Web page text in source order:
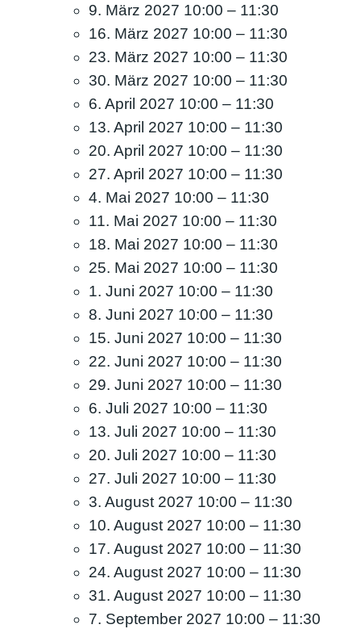
9. März 2027 10:00 – 11:30
16. März 2027 10:00 – 11:30
23. März 2027 10:00 – 11:30
30. März 2027 10:00 – 11:30
6. April 2027 10:00 – 11:30
13. April 2027 10:00 – 11:30
20. April 2027 10:00 – 11:30
27. April 2027 10:00 – 11:30
4. Mai 2027 10:00 – 11:30
11. Mai 2027 10:00 – 11:30
18. Mai 2027 10:00 – 11:30
25. Mai 2027 10:00 – 11:30
1. Juni 2027 10:00 – 11:30
8. Juni 2027 10:00 – 11:30
15. Juni 2027 10:00 – 11:30
22. Juni 2027 10:00 – 11:30
29. Juni 2027 10:00 – 11:30
6. Juli 2027 10:00 – 11:30
13. Juli 2027 10:00 – 11:30
20. Juli 2027 10:00 – 11:30
27. Juli 2027 10:00 – 11:30
3. August 2027 10:00 – 11:30
10. August 2027 10:00 – 11:30
17. August 2027 10:00 – 11:30
24. August 2027 10:00 – 11:30
31. August 2027 10:00 – 11:30
7. September 2027 10:00 – 11:30